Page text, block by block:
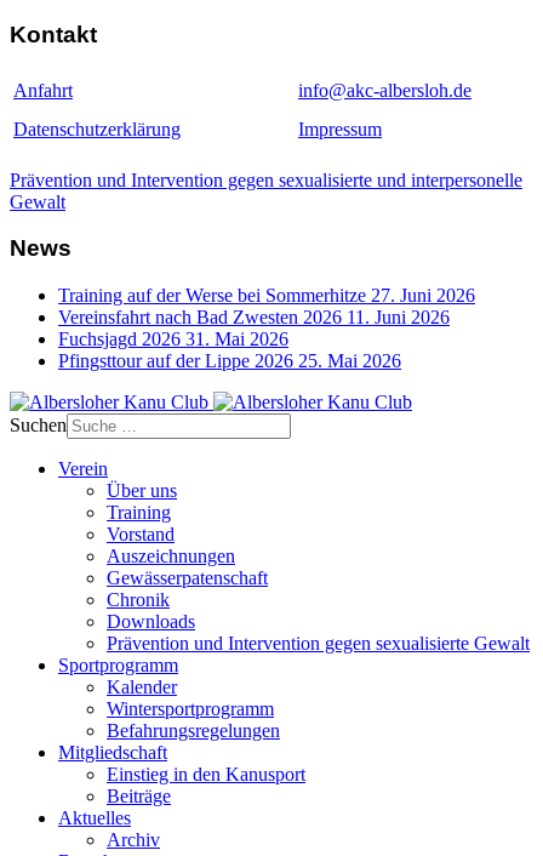
Kontakt
Anfahrt
info@akc-albersloh.de
Datenschutzerklärung
Impressum
Prävention und Intervention gegen sexualisierte und interpersonelle
Gewalt
News
Training auf der Werse bei Sommerhitze 27. Juni 2026
Vereinsfahrt nach Bad Zwesten 2026 11. Juni 2026
Fuchsjagd 2026 31. Mai 2026
Pfingsttour auf der Lippe 2026 25. Mai 2026
Suchen
Verein
Über uns
Training
Vorstand
Auszeichnungen
Gewässerpatenschaft
Chronik
Downloads
Prävention und Intervention gegen sexualisierte Gewalt
Sportprogramm
Kalender
Wintersportprogramm
Befahrungsregelungen
Mitgliedschaft
Einstieg in den Kanusport
Beiträge
Aktuelles
Archiv